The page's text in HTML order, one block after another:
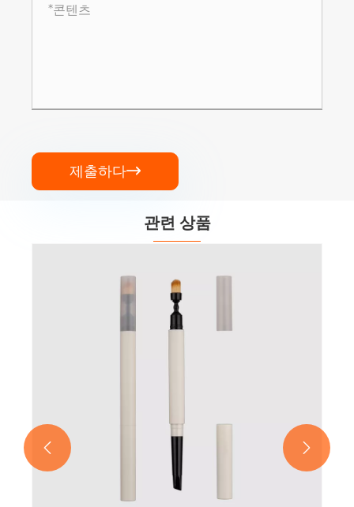
제출하다
관련 상품
브러시 포장이있는 마이크로 정밀 듀얼 엔드 브로우
 